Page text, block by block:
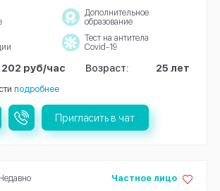
Дополнительное
образование
Тест на антитела
Covid-19
202 руб/час Возраст: 25 лет
подробнее
Пригласить в чат
Частное лицо